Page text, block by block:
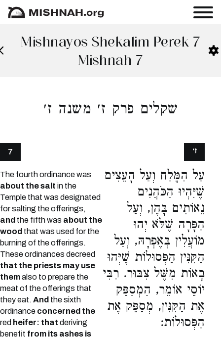
Mishnayos Shekalim Perek 7
Mishnah 7
שקלים פרק ז׳ משנה ז׳
7
The fourth ordinance was
about the salt in the
Temple that was designated
for salting the offerings,
and the fifth was about the
wood that was used for the
burning of the offerings.
These ordinances decreed
that the priests may use
themalso to prepare the
meat of the offerings that
they eat. And the sixth
ordinance concerned the
red heifer: that deriving
benefit from its ashes is
עַל הַמֶּלַח וְעַל הָעֵצִים
שֶׁיִּהְיוּ הַכֹּהֲנִים
נֵאוֹתִים בָּהֶן, וְעַל
הַפָּרָה שֶׁלֹּא יְהוּ
מוֹעֲלִין בְּאֶפְרָהּ, וְעַל
הַקִּנִּין הַפְּסוּלוֹת שֶׁיְּהוּ
בָאוֹת מִשֶּׁל צִבּוּר. רַבִּי
יוֹסֵי אוֹמֵר, הַמְסַפֵּק
אֶת הַקִּנִּין, מְסַפֵּק אֶת
הַפְּסוּלוֹת:
ז׳